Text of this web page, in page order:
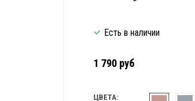
Есть в наличии
1 790 руб
ЦВЕТА: